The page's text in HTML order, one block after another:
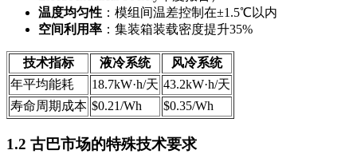
温度均匀性 ：模组间温差控制在±1.5℃以内
空间利用率 ：集装箱装载密度提升35%
技术指标 液冷系统
风冷系统
年平均能耗
18.7kW·h/天 43.2kW·h/天
寿命周期成本 $0.21/Wh $0.35/Wh
1.2 古巴市场的特殊技术要求